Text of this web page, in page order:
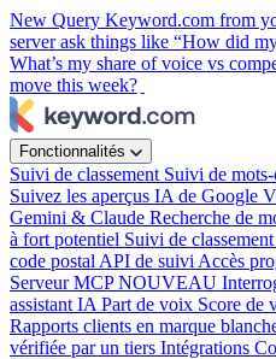
New Query Keyword.com from
server ask things like “How did
What’s my share of voice vs
move this week?
Fonctionnalités
Suivi de classement Suivi de
Suivez les aperçus IA de Google
Gemini & Claude Recherche de
à fort potentiel Suivi de
code postal API de suivi Accès
Serveur MCPNOUVEAU
assistant IA Part de voix Score de
Rapports clients en marque
vérifiée par un tiers Intégrations